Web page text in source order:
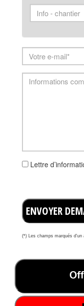
chantier
Info
Your
Email
Lettre
ENVOYER
(*) Les champs marqués d'un